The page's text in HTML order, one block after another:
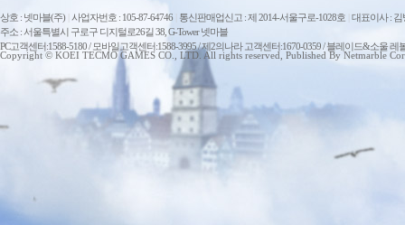
상호 : 넷마블(주) 사업자번호 : 105-87-64746 통신판매업신고 : 제 2014-서울구로-1028호 대표이사 : 김
주소 : 서울특별시 구로구 디지털로26길 38, G-Tower 넷마블
PC고객센터:1588-5180 / 모바일고객센터:1588-3995 / 제2의나라 고객센터:1670-0359 / 블레이드&소울
Copyright © KOEI TECMO GAMES CO., LTD. All rights reserved, Published By Netmarble